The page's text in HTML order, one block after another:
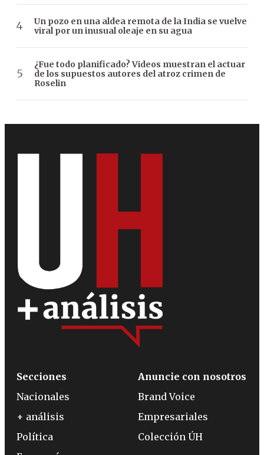
Un pozo en una aldea remota de la India se vuelve
viral por un inusual oleaje en su agua
¿Fue todo planificado? Videos muestran el actuar
de los supuestos autores del atroz crimen de
Roselin
Secciones
Nacionales
+ análisis
Política
Anuncie con nosotros
Brand Voice
Empresariales
Colección ÚH